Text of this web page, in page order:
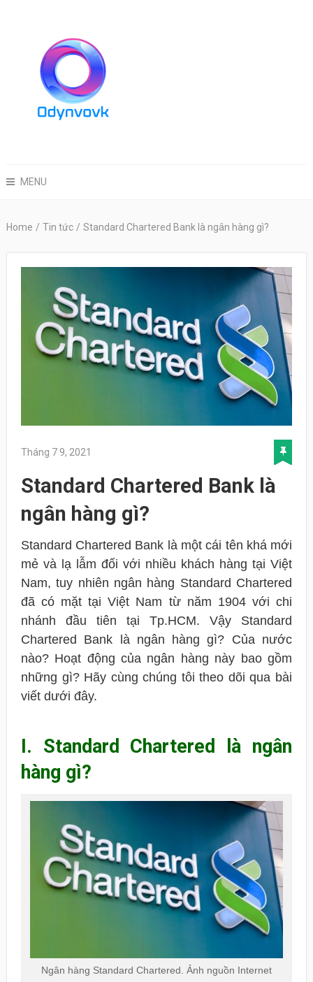
MENU
Home / Tin tức / Standard Chartered Bank là ngân hàng gì?
Tháng 7 9, 2021
Standard Chartered Bank là
ngân hàng gì?
Standard Chartered Bank là một cái tên khá mới
mẻ và lạ lẫm đối với nhiều khách hàng tại Việt
Nam, tuy nhiên ngân hàng Standard Chartered
đã có mặt tại Việt Nam từ năm 1904 với chi
nhánh đầu tiên tại Tp.HCM. Vậy Standard
Chartered Bank là ngân hàng gì? Của nước
nào? Hoạt động của ngân hàng này bao gồm
những gì? Hãy cùng chúng tôi theo dõi qua bài
viết dưới đây.
I. Standard Chartered là ngân
hàng gì?
Ngân hàng Standard Chartered. Ảnh nguồn Internet